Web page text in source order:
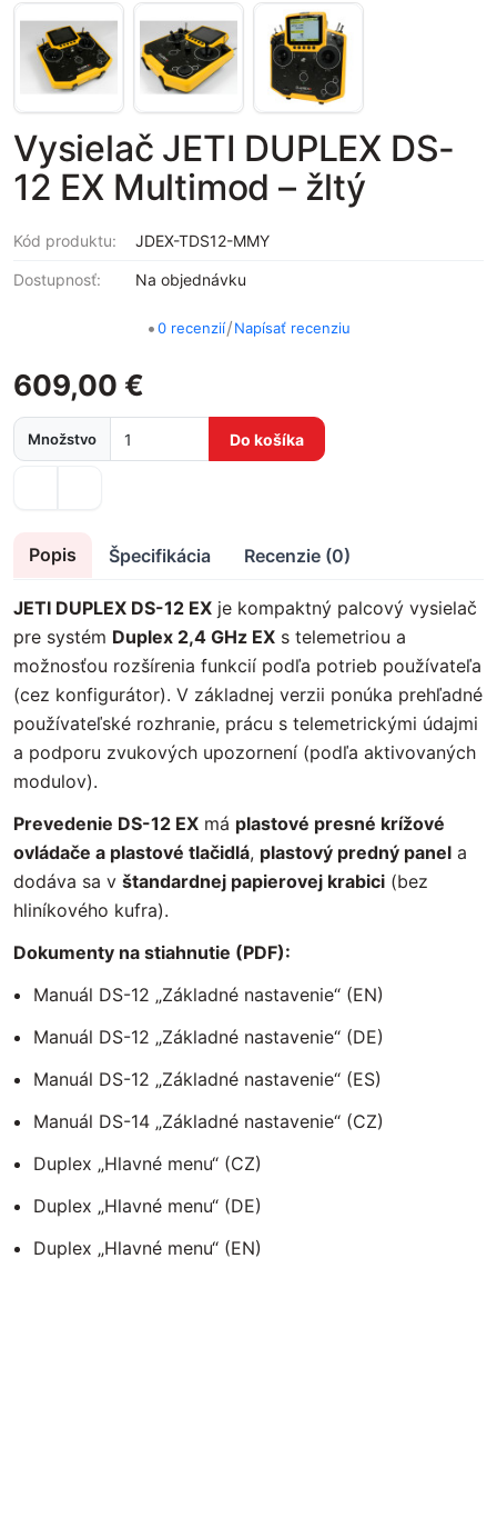
Vysielač JETI DUPLEX DS-
12 EX Multimod – žltý
Kód produktu: JDEX-TDS12-MMY
Dostupnosť: Na objednávku
•0 recenzií/Napísať recenziu
609,00 €
Množstvo Do košíka
Popis Špecifikácia Recenzie (0)
JETI DUPLEX DS-12 EX je kompaktný palcový vysielač
pre systém Duplex 2,4 GHz EX s telemetriou a
možnosťou rozšírenia funkcií podľa potrieb používateľa
(cez konfigurátor). V základnej verzii ponúka prehľadné
používateľské rozhranie, prácu s telemetrickými údajmi
a podporu zvukových upozornení (podľa aktivovaných
modulov).
Prevedenie DS-12 EX má plastové presné krížové
ovládače a plastové tlačidlá, plastový predný panel a
dodáva sa v štandardnej papierovej krabici (bez
hliníkového kufra).
Dokumenty na stiahnutie (PDF):
Manuál DS-12 „Základné nastavenie“ (EN)
Manuál DS-12 „Základné nastavenie“ (DE)
Manuál DS-12 „Základné nastavenie“ (ES)
Manuál DS-14 „Základné nastavenie“ (CZ)
Duplex „Hlavné menu“ (CZ)
Duplex „Hlavné menu“ (DE)
Duplex „Hlavné menu“ (EN)